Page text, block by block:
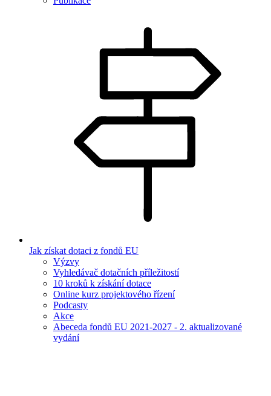
Jak získat dotaci z fondů EU
Výzvy
Vyhledávač dotačních příležitostí
10 kroků k získání dotace
Online kurz projektového řízení
Podcasty
Akce
Abeceda fondů EU 2021-2027 - 2. aktualizované
vydání